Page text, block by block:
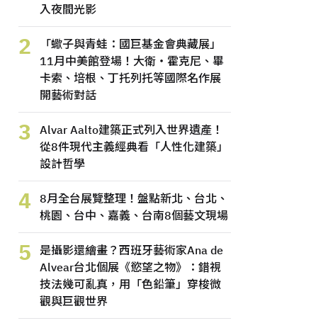
入夜間光影
2
「蠍子與青蛙：國巨基金會典藏展」
11月中美館登場！大衛・霍克尼、畢
卡索、培根、丁托列托等國際名作展
開藝術對話
3
Alvar Aalto建築正式列入世界遺產！
從8件現代主義經典看「人性化建築」
設計哲學
4
8月全台展覽整理！盤點新北、台北、
桃園、台中、嘉義、台南8個藝文現場
5
是攝影還繪畫？西班牙藝術家Ana de
Alvear台北個展《慾望之物》：錯視
技法幾可亂真，用「色鉛筆」穿梭微
觀與巨觀世界